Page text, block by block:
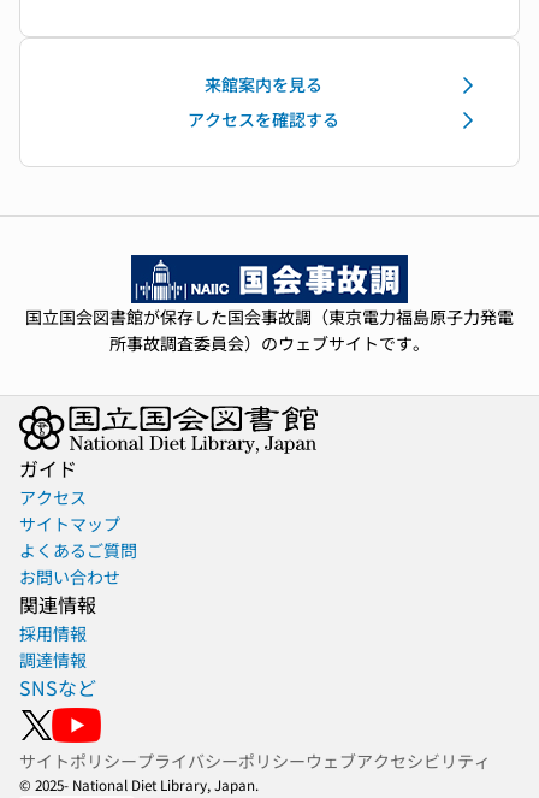
来館案内を見る
アクセスを確認する
国立国会図書館が保存した国会事故調（東京電力福島原子力発電
所事故調査委員会）のウェブサイトです。
ガイド
アクセス
サイトマップ
よくあるご質問
お問い合わせ
関連情報
採用情報
調達情報
SNSなど
サイトポリシープライバシーポリシーウェブアクセシビリティ
© 2025- National Diet Library, Japan.